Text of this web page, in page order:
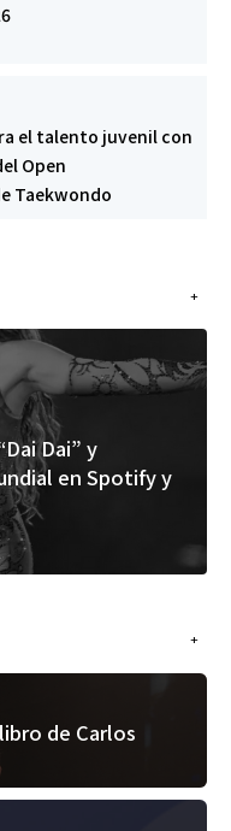
el talento juvenil con
Open
Taekwondo
+
Dai” y
en Spotify y
+
de Carlos